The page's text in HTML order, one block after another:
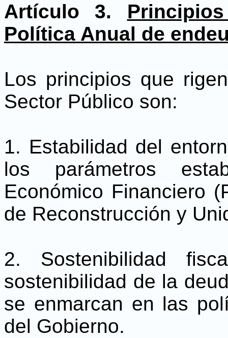
Artículo 3.
Política Anual de
Los principios que
Sector Público son:
1. Estabilidad del
los parámetros
Económico Financiero
de Reconstrucción y
2. Sostenibilidad
sostenibilidad de la
se enmarcan en las
del Gobierno.